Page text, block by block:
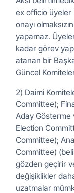
ex officio üyeler
onayı
yapamaz.
kadar görev
atanan bir
Güncel
2) Daimi
Committee);
Aday Gösterme
Election
Committee);
Committee)
gözden geçirir
değişiklikler
uzatmalar